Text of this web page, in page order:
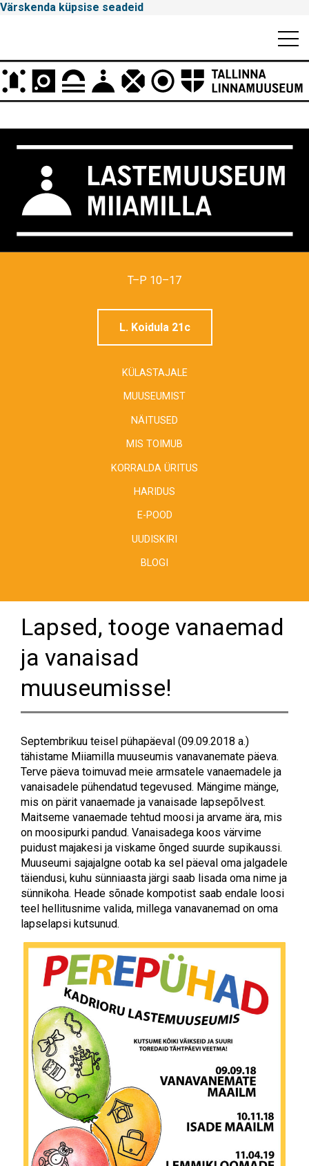
Värskenda küpsise seadeid
Peamenüü
T–P 10–17
L. Koidula 21c
KÜLASTAJALE
MUUSEUMIST
NÄITUSED
MIS TOIMUB
KORRALDA ÜRITUS
HARIDUS
E-POOD
UUDISKIRI
BLOGI
Lapsed, tooge vanaemad
ja vanaisad
muuseumisse!
Septembrikuu teisel pühapäeval (09.09.2018 a.)
tähistame Miiamilla muuseumis vanavanemate päeva.
Terve päeva toimuvad meie armsatele vanaemadele ja
vanaisadele pühendatud tegevused. Mängime mänge,
mis on pärit vanaemade ja vanaisade lapsepõlvest.
Maitseme vanaemade tehtud moosi ja arvame ära, mis
on moosipurki pandud. Vanaisadega koos värvime
puidust majakesi ja viskame õnged suurde supikaussi.
Muuseumi sajajalgne ootab ka sel päeval oma jalgadele
täiendusi, kuhu sünniaasta järgi saab lisada oma nime ja
sünnikoha. Heade sõnade kompotist saab endale loosi
teel hellitusnime valida, millega vanavanemad on oma
lapselapsi kutsunud.